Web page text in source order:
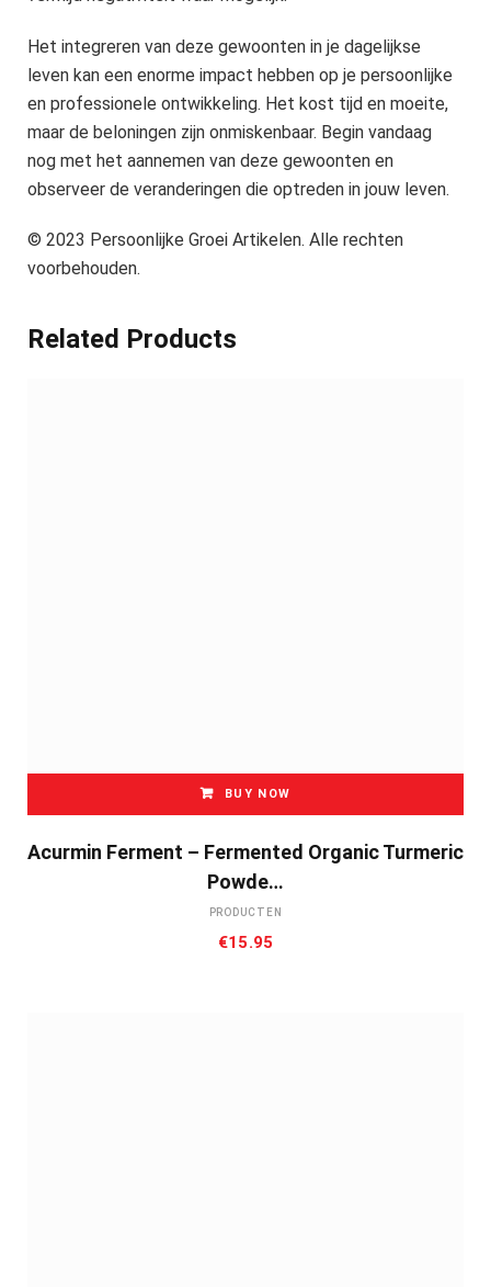
Het integreren van deze gewoonten in je dagelijkse
leven kan een enorme impact hebben op je persoonlijke
en professionele ontwikkeling. Het kost tijd en moeite,
maar de beloningen zijn onmiskenbaar. Begin vandaag
nog met het aannemen van deze gewoonten en
observeer de veranderingen die optreden in jouw leven.
© 2023 Persoonlijke Groei Artikelen. Alle rechten
voorbehouden.
Related Products
BUY NOW
Acurmin Ferment – Fermented Organic Turmeric
Powde…
PRODUCTEN
€15.95